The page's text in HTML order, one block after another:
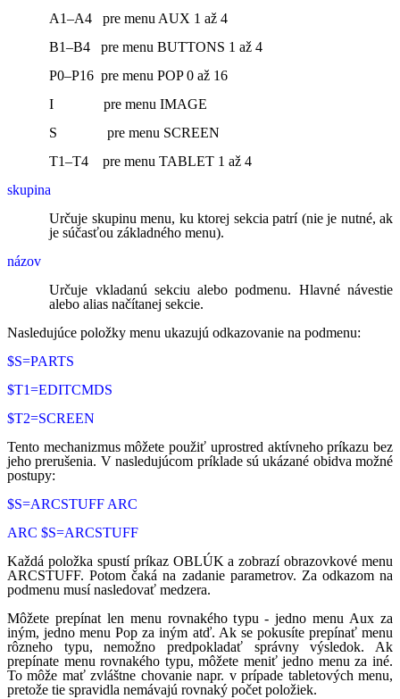
A1–A4 pre menu AUX 1 až 4
B1–B4 pre menu BUTTONS 1 až 4
P0–P16 pre menu POP 0 až 16
I pre menu IMAGE
S pre menu SCREEN
T1–T4 pre menu TABLET 1 až 4
skupina
Určuje skupinu menu, ku ktorej sekcia patrí (nie je nutné, ak
je súčasťou základného menu).
názov
Určuje vkladanú sekciu alebo podmenu. Hlavné návestie
alebo alias načítanej sekcie.
Nasledujúce položky menu ukazujú odkazovanie na podmenu:
$S=PARTS
$T1=EDITCMDS
$T2=SCREEN
Tento mechanizmus môžete použiť uprostred aktívneho príkazu bez
jeho prerušenia. V nasledujúcom príklade sú ukázané obidva možné
postupy:
$S=ARCSTUFF ARC
ARC $S=ARCSTUFF
Každá položka spustí príkaz OBLÚK a zobrazí obrazovkové menu
ARCSTUFF. Potom čaká na zadanie parametrov. Za odkazom na
podmenu musí nasledovať medzera.
Môžete prepínat len menu rovnakého typu - jedno menu Aux za
iným, jedno menu Pop za iným atď. Ak se pokusíte prepínať menu
rôzneho typu, nemožno predpokladať správny výsledok. Ak
prepínate menu rovnakého typu, môžete meniť jedno menu za iné.
To môže mať zvláštne chovanie napr. v prípade tabletových menu,
pretože tie spravidla nemávajú rovnaký počet položiek.